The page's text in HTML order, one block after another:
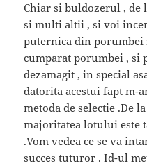
Chiar si buldozerul , de
si multi altii , si voi
puternica din porumbei
cumparat porumbei , si
dezamagit , in special
datorita acestui fapt m-
metoda de selectie .De
majoritatea lotului este
.Vom vedea ce se va
succes tuturor . Id-ul